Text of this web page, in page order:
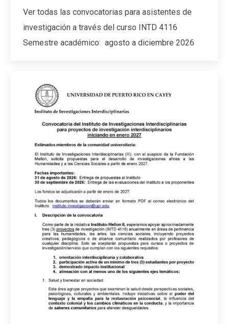
Ver todas las convocatorias para asistentes de
investigación a través del curso INTD 4116
Semestre académico: agosto a diciembre 2026